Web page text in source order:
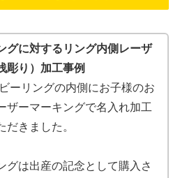
グに対するリング内側レーザ
彫り）加工事例
ーリングの内側にお子様のお
ザーマーキングで名入れ加工
だきました。
グは出産の記念として購入さ